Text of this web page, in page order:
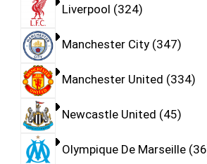
Liverpool 324
Manchester City 347
Manchester United 334
Newcastle United 45
Olympique De Marseille 36